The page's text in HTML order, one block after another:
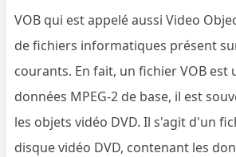
VOB qui est appelé aussi Video
de fichiers informatiques présent
courants. En fait, un fichier VOB est
données MPEG-2 de base, il est
les objets vidéo DVD. Il s'agit d'un
disque vidéo DVD, contenant les